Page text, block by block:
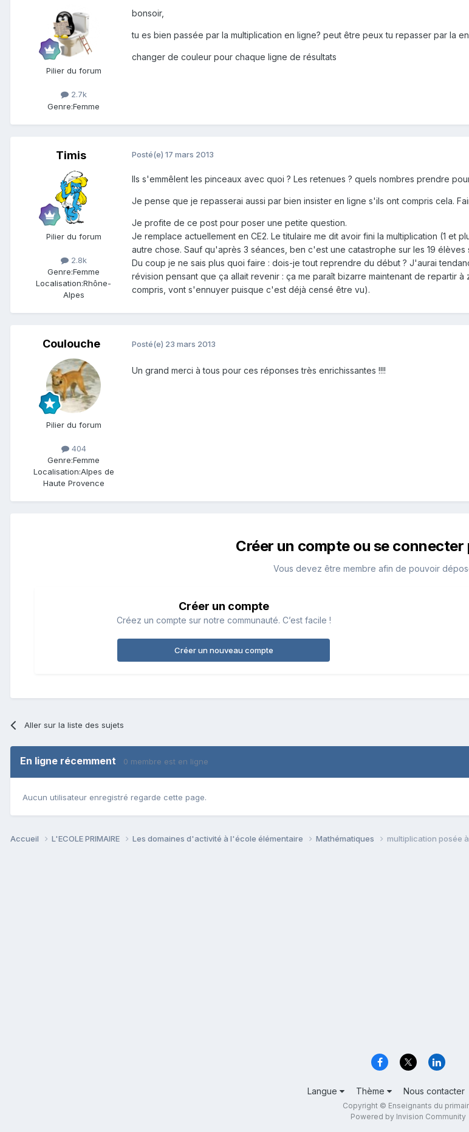
Pilier du forum
2.7k
Genre:Femme
bonsoir,
tu es bien passée par la multiplication en ligne? peut être peux tu repasser par la
changer de couleur pour chaque ligne de résultats
Timis
Pilier du forum
2.8k
Genre:Femme
Localisation:Rhône-
Alpes
Posté(e) 17 mars 2013
Ils s'emmêlent les pinceaux avec quoi ? Les retenues ? quels nombres prendre
Je pense que je repasserai aussi par bien insister en ligne s'ils ont compris cela.
Je profite de ce post pour poser une petite question.
Je remplace actuellement en CE2. Le titulaire me dit avoir fini la multiplication (1
autre chose. Sauf qu'après 3 séances, ben c'est une catastrophe sur les 19
Du coup je ne sais plus quoi faire : dois-je tout reprendre du début ? J'aurai
révision pensant que ça allait revenir : ça me paraît bizarre maintenant de repartir
compris, vont s'ennuyer puisque c'est déjà censé être vu).
Coulouche
Pilier du forum
404
Genre:Femme
Localisation:Alpes de
Haute Provence
Posté(e) 23 mars 2013
Un grand merci à tous pour ces réponses très enrichissantes !!!!
Créer un compte ou se
Vous devez être membre afin de pouvoir
Créer un compte
Créez un compte sur notre communauté. C’est facile !
Créer un nouveau compte
Aller sur la liste des sujets
En ligne récemment 0 membre est en ligne
Aucun utilisateur enregistré regarde cette page.
Accueil L'ECOLE PRIMAIRE Les domaines d'activité à l'école élémentaire Mathématiques multiplication posée
Langue Thème Nous contacter
Copyright © Enseignants du
Powered by Invision Community